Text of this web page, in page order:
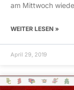
am Mittwoch
WEITER LESEN »
April 29, 2019